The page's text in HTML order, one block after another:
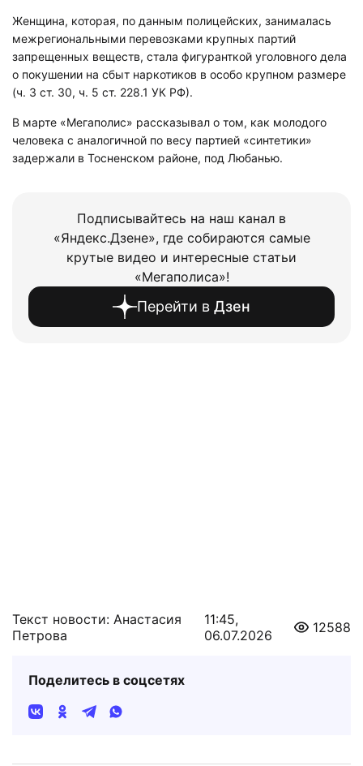
Женщина, которая, по данным полицейских, занималась
межрегиональными перевозками крупных партий
запрещенных веществ, стала фигуранткой уголовного дела
о покушении на сбыт наркотиков в особо крупном размере
(ч. 3 ст. 30, ч. 5 ст. 228.1 УК РФ).
В марте «Мегаполис» рассказывал о том, как молодого
человека с аналогичной по весу партией «синтетики»
задержали в Тосненском районе, под Любанью.
Подписывайтесь на наш канал в
«Яндекс.Дзене», где собираются самые
крутые видео и интересные статьи
«Мегаполиса»!
Перейти в Дзен
Текст новости: Анастасия
Петрова
11:45,
06.07.2026
12588
Поделитесь в соцсетях